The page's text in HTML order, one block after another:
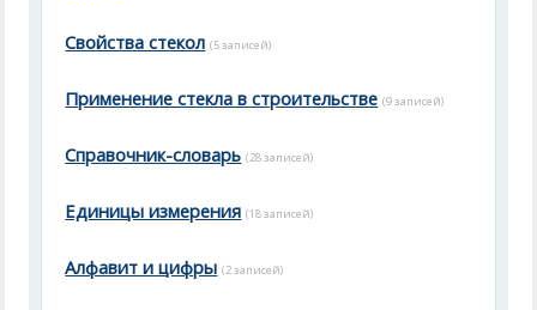
Свойства стекол (5 записей)
Применение стекла в строительстве (9 записей)
Справочник-словарь (28 записей)
Единицы измерения (18 записей)
Алфавит и цифры (2 записей)